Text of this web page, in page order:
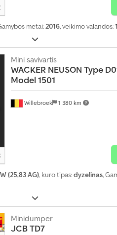
metai:2016, veikimo valandos:
Willebroek 1 380 km
Mini savivartis
WACKER NEUSON Type
Model 1501
(25,83 AG), kuro tipas:dyzelinas,
Minidumper
JCBTD7